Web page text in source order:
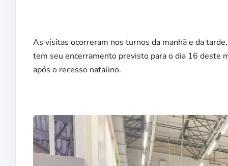
As visitas ocorreram nos turnos da manhã e da
tem seu encerramento previsto para o dia 16 deste
após o recesso natalino.